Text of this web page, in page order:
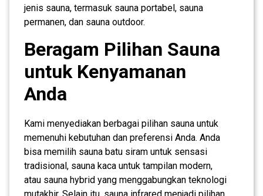
jenis sauna, termasuk sauna portabel, sauna
permanen, dan sauna outdoor.
Beragam Pilihan Sauna
untuk Kenyamanan
Anda
Kami menyediakan berbagai pilihan sauna untuk
memenuhi kebutuhan dan preferensi Anda. Anda
bisa memilih sauna batu siram untuk sensasi
tradisional, sauna kaca untuk tampilan modern,
atau sauna hybrid yang menggabungkan teknologi
mutakhir. Selain itu, sauna infrared menjadi pilihan